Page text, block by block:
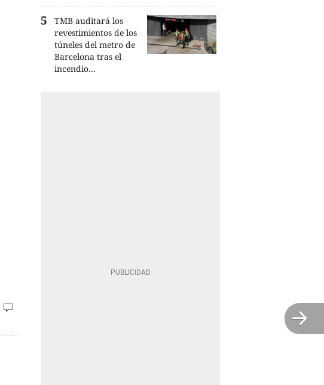
TMB auditará los
revestimientos de los
túneles del metro de
Barcelona tras el
incendio...